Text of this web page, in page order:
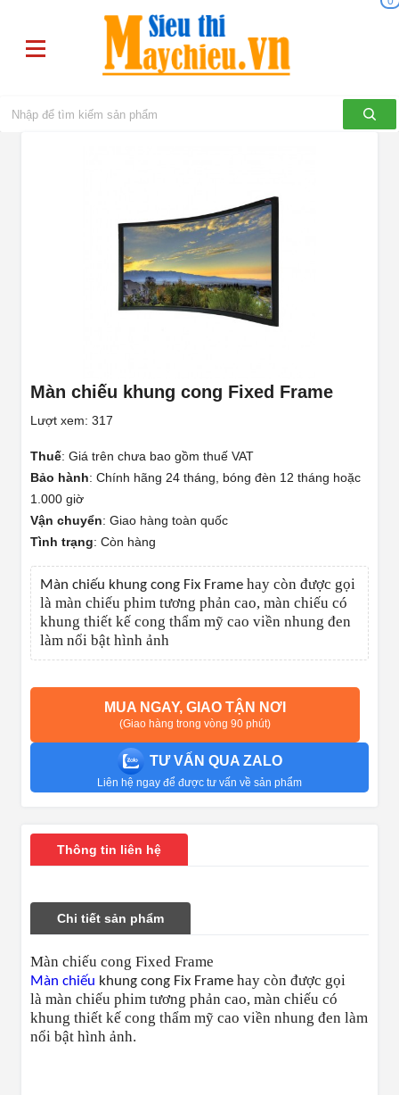
Màn chiếu khung cong Fixed Frame
Lượt xem: 317
Thuế: Giá trên chưa bao gồm thuế VAT
Bảo hành: Chính hãng 24 tháng, bóng đèn 12 tháng hoặc
1.000 giờ
Vận chuyển: Giao hàng toàn quốc
Tình trạng: Còn hàng
Màn chiếu khung cong Fix Frame hay còn được gọi
là màn chiếu phim tương phản cao, màn chiếu có
khung thiết kế cong thẩm mỹ cao viền nhung đen
làm nổi bật hình ảnh
MUA NGAY, GIAO TẬN NƠI
(Giao hàng trong vòng 90 phút)
TƯ VẤN QUA ZALO
Liên hệ ngay để được tư vấn về sản phẩm
Thông tin liên hệ
Chi tiết sản phẩm
Màn chiếu cong Fixed Frame
Màn chiếu khung cong Fix Frame hay còn được gọi
là màn chiếu phim tương phản cao, màn chiếu có
khung thiết kế cong thẩm mỹ cao viền nhung đen làm
nổi bật hình ảnh.